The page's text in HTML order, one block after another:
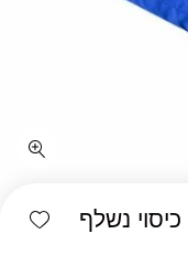
נשלף